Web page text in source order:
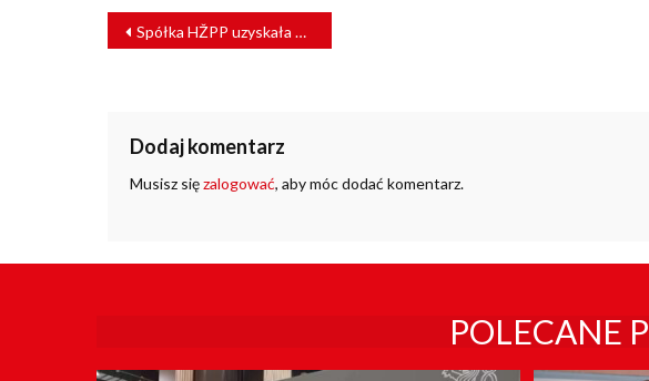
NAWIGACJA
WPISU
Spółka HŽPP uzyskała unijne dofinansowanie na zakup 21 nowych EZT
Dodaj komentarz
Musisz sięzalogować, aby móc dodać komentarz.
POLECANE